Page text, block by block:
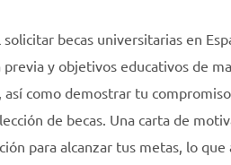
becas universitarias en
y objetivos educativos de
como demostrar tu
de becas. Una carta de
para alcanzar tus metas, lo que